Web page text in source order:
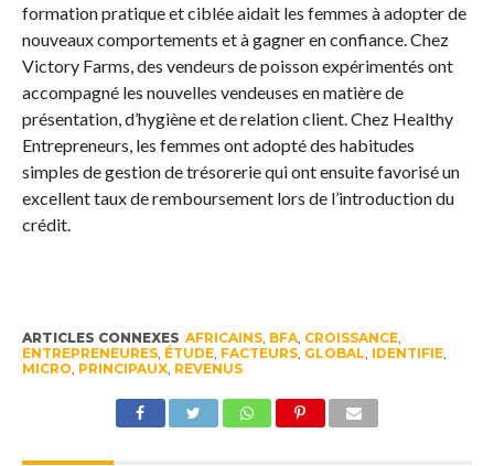
formation pratique et ciblée aidait les femmes à adopter de
nouveaux comportements et à gagner en confiance. Chez
Victory Farms, des vendeurs de poisson expérimentés ont
accompagné les nouvelles vendeuses en matière de
présentation, d’hygiène et de relation client. Chez Healthy
Entrepreneurs, les femmes ont adopté des habitudes
simples de gestion de trésorerie qui ont ensuite favorisé un
excellent taux de remboursement lors de l’introduction du
crédit.
ARTICLES CONNEXES AFRICAINS, BFA, CROISSANCE,
ENTREPRENEURES, ÉTUDE, FACTEURS, GLOBAL IDENTIFIE,
MICRO PRINCIPAUX, REVENUS